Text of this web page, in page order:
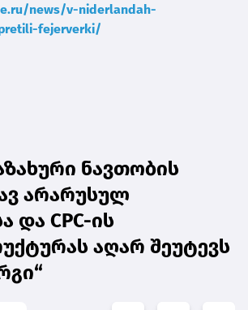
news/v-niderlandah-
fejerverki/
ნავთობის
არარუსულ
და CPC-ის
აღარ შეუტევს